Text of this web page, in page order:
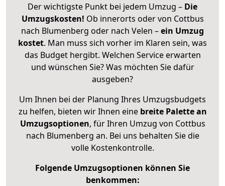
Der wichtigste Punkt bei jedem Umzug – Die
Umzugskosten! Ob innerorts oder von Cottbus
nach Blumenberg oder nach Velen –ein Umzug
kostet. Man muss sich vorher im Klaren sein, was
das Budget hergibt. Welchen Service erwarten
und wünschen Sie? Was möchten Sie dafür
ausgeben?
Um Ihnen bei der Planung Ihres Umzugsbudgets
zu helfen, bieten wir Ihnen eine breite Palette an
Umzugsoptionen, für Ihren Umzug von Cottbus
nach Blumenberg an. Bei uns behalten Sie die
volle Kostenkontrolle.
Folgende Umzugsoptionen können Sie
benkommen: